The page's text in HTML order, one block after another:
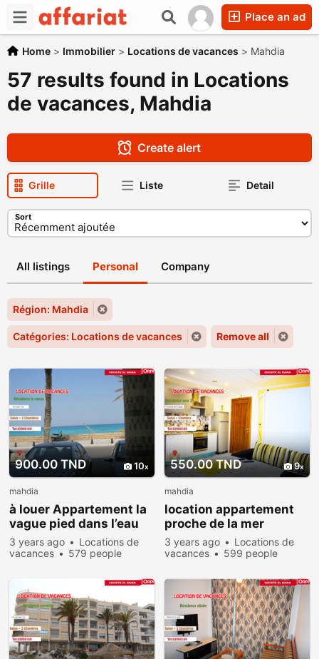
Place an ad
Home > Immobilier > Locations de vacances > Mahdia
57 results found in Locations
de vacances, Mahdia
Create alert
Grille Liste Detail
Sort
All listings Personal Company
Région: Mahdia
Catégories: Locations de vacances Remove all
900.00 TND 10
mahdia
à louer Appartement la
vague pied dans l’eau
3 years ago
Locations de
vacances
579 people
550.00 TND 9
mahdia
location appartement
proche de la mer
3 years ago
Locations de
vacances
599 people